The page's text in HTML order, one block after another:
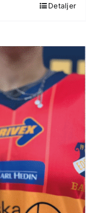
Detaljer